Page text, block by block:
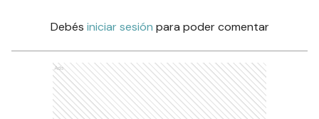
Debés iniciar sesión para poder comentar
Ads